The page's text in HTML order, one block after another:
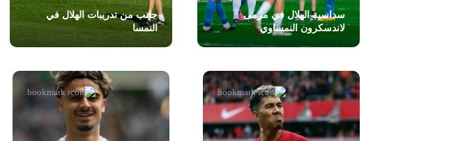
سداسية الهلال في مرمى
لاندسكرون النمساوي
جانب من تدريبات الهلال في
النمسا